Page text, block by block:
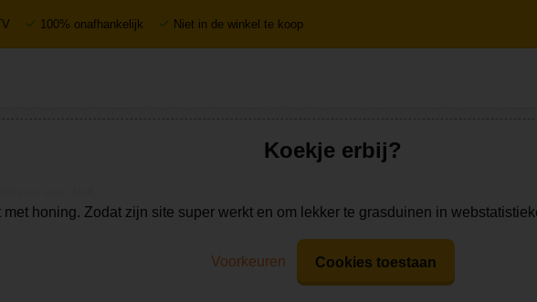
100% onafhankelijk Niet in de winkel te koop
Koekje erbij?
honing. Zodat zijn site super werkt en om lekker te grasduinen in
Voorkeuren Cookies toestaan